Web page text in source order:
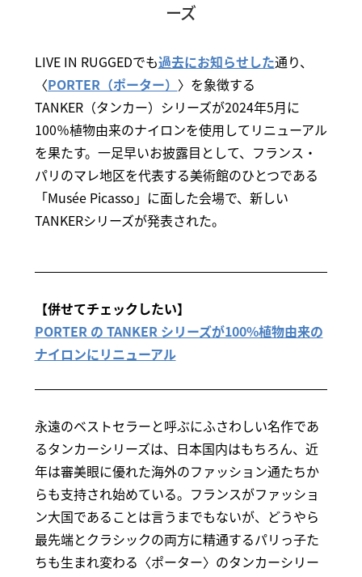
ーズ
LIVE IN RUGGEDでも過去にお知らせした通り、
〈PORTER（ポーター） 〉を象徴する
TANKER（タンカー）シリーズが2024年5月に
100％植物由来のナイロンを使用してリニューアル
を果たす。一足早いお披露目として、フランス・
パリのマレ地区を代表する美術館のひとつである
「Musée Picasso」に面した会場で、新しい
TANKERシリーズが発表された。
【併せてチェックしたい】
PORTER の TANKER シリーズが100%植物由来の
ナイロンにリニューアル
永遠のベストセラーと呼ぶにふさわしい名作であ
るタンカーシリーズは、日本国内はもちろん、近
年は審美眼に優れた海外のファッション通たちか
らも支持され始めている。フランスがファッショ
ン大国であることは言うまでもないが、どうやら
最先端とクラシックの両方に精通するパリっ子た
ちも生まれ変わる〈ポーター〉のタンカーシリー